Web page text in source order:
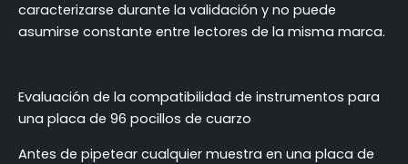
caracterizarse durante la validación y no puede
asumirse constante entre lectores de la misma marca.
Evaluación de la compatibilidad de instrumentos para
una placa de 96 pocillos de cuarzo
Antes de pipetear cualquier muestra en una placa de